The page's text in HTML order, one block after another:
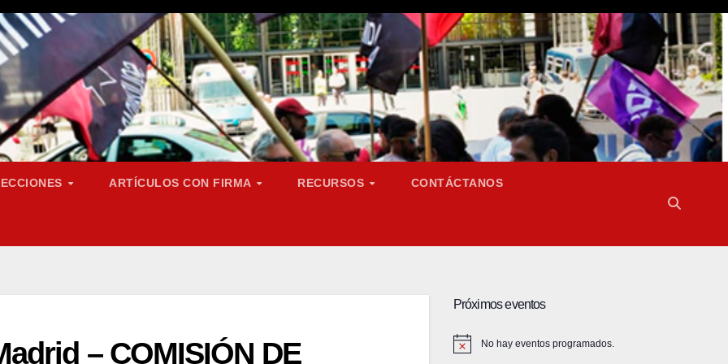
ARTÍCULOS CON FIRMA RECURSOS CONTÁCTANOS
– COMISIÓN DE
Próximos eventos
No hay eventos programados.